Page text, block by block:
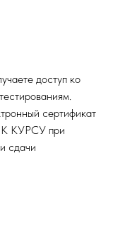
доступ ко
сертификат
КУРСУ при
сдачи